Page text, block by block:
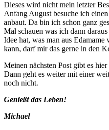
Dieses wird nicht mein letzter
Anfang August besuche ich
anbaut. Da bin ich schon ganz
Mal schauen was ich dann
Idee hat, was man aus Edamame
kann, darf mir das gerne in den
Meinen nächsten Post gibt es
Dann geht es weiter mit einer
noch nicht.
Genießt das Leben!
Michael